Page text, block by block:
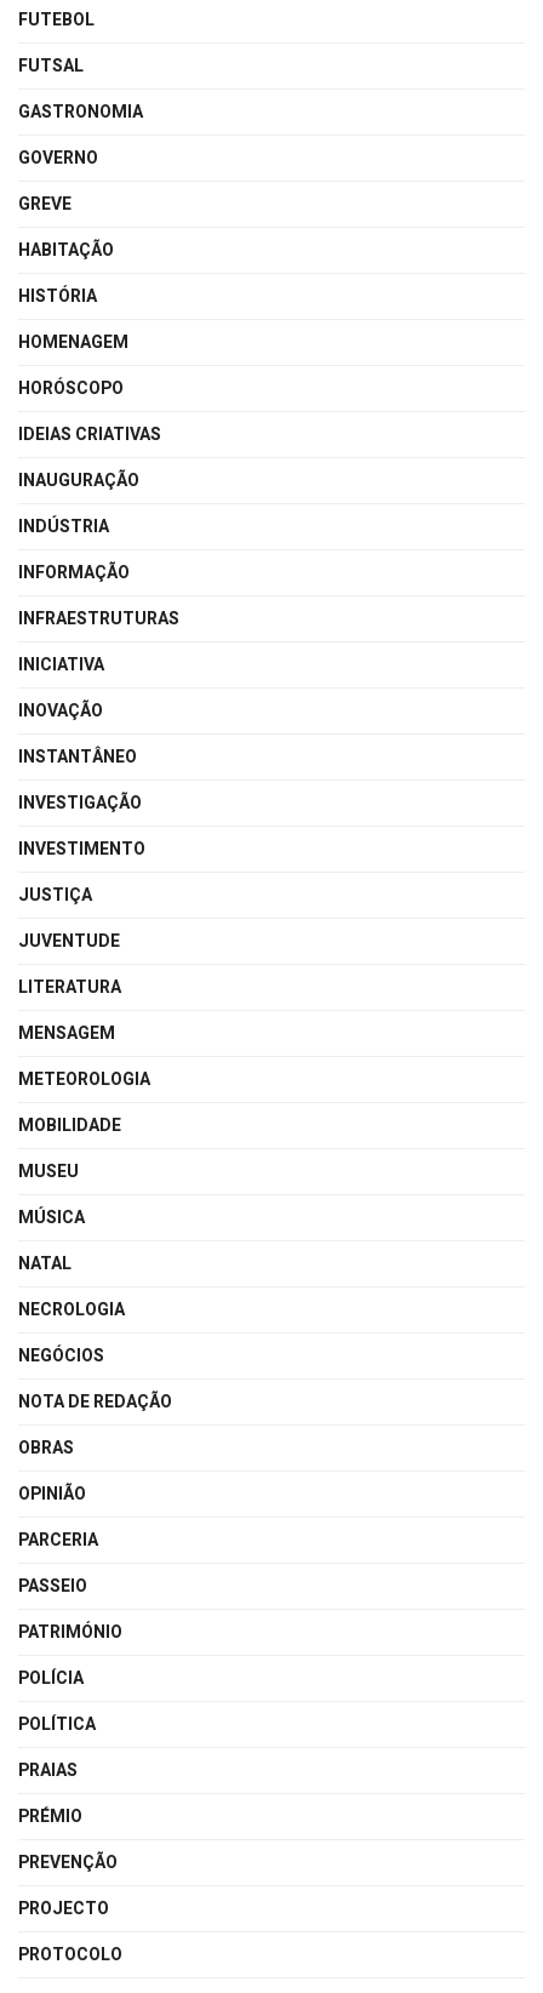
FUTEBOL
FUTSAL
GASTRONOMIA
GOVERNO
GREVE
HABITAÇÃO
HISTÓRIA
HOMENAGEM
HORÓSCOPO
IDEIAS CRIATIVAS
INAUGURAÇÃO
INDÚSTRIA
INFORMAÇÃO
INFRAESTRUTURAS
INICIATIVA
INOVAÇÃO
INSTANTÂNEO
INVESTIGAÇÃO
INVESTIMENTO
JUSTIÇA
JUVENTUDE
LITERATURA
MENSAGEM
METEOROLOGIA
MOBILIDADE
MUSEU
MÚSICA
NATAL
NECROLOGIA
NEGÓCIOS
NOTA DE REDAÇÃO
OBRAS
OPINIÃO
PARCERIA
PASSEIO
PATRIMÓNIO
POLÍCIA
POLÍTICA
PRAIAS
PRÉMIO
PREVENÇÃO
PROJECTO
PROTOCOLO